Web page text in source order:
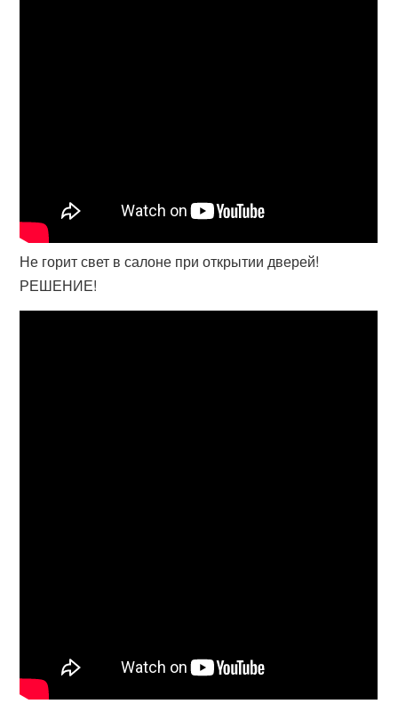
Не горит свет в салоне при открытии дверей!
РЕШЕНИЕ!